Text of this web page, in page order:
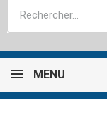
MENU